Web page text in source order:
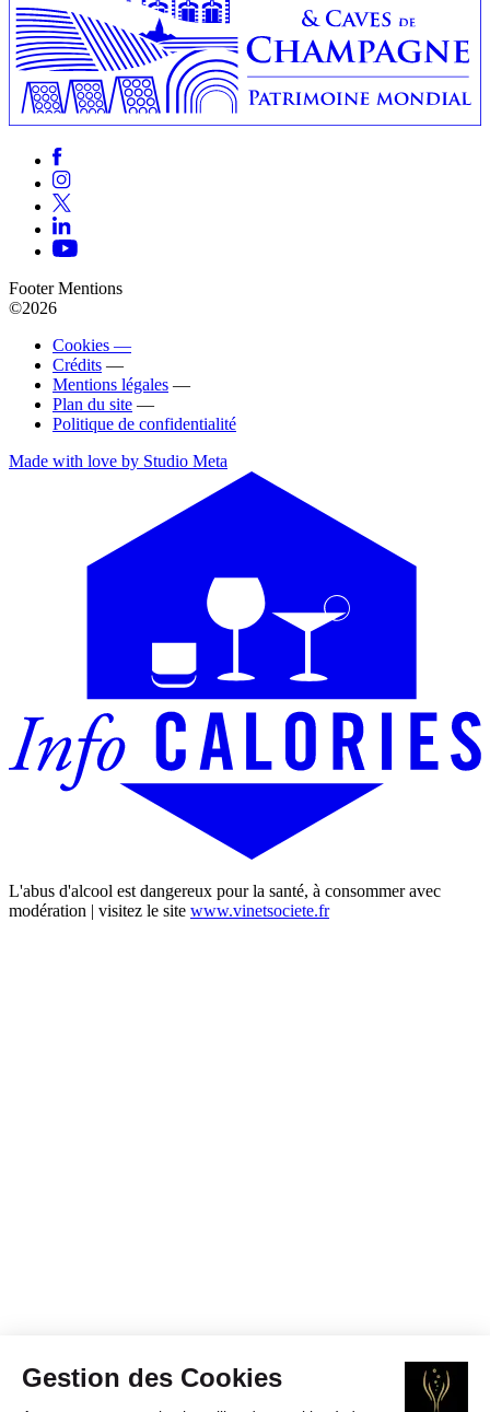
Gestion des Cookies
Footer Mentions
©2026
Cookies —
Crédits —
Mentions légales —
Plan du site —
Politique de confidentialité
Made with love by Studio Meta
L'abus d'alcool est dangereux pour la santé, à consommer avec
modération | visitez le site www.vinetsociete.fr